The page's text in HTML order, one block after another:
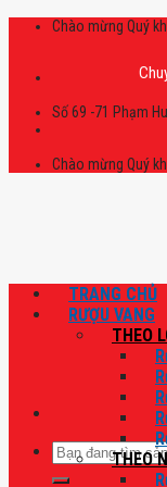
Skip
Chào mừng Quý
Chuyên
Số 69 -71 Phạm
Chào mừng Quý
Tìm
kiếm:
TRANG CHỦ
RƯỢU VANG
THEO
THEO